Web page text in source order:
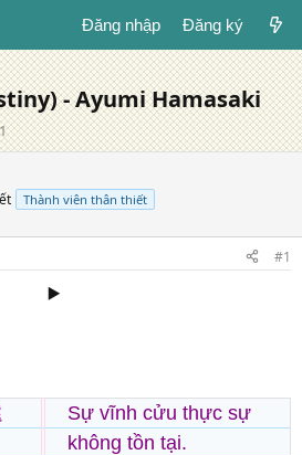
Đăng nhập Đăng ký
- Ayumi Hamasaki
Thành viên thân thiết
#1
▶️
Sự vĩnh cửu thực sự
không tồn tại.